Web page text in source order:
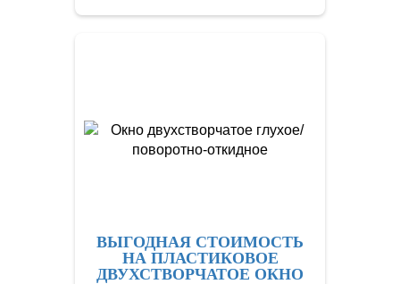
ВЫГОДНАЯ СТОИМОСТЬ
НА ПЛАСТИКОВОЕ
ДВУХСТВОРЧАТОЕ ОКНО